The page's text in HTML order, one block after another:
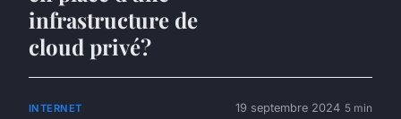
infrastructure de
cloud privé?
INTERNET 19 septembre 2024 5 min